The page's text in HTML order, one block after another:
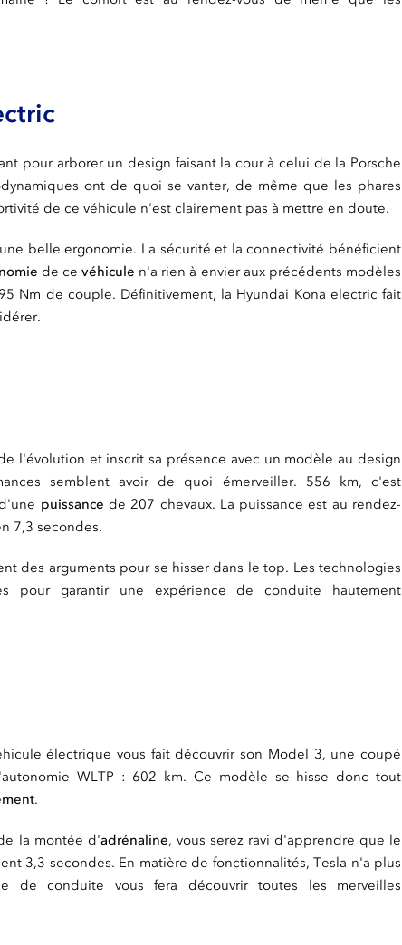
pour arborer un design faisant la cour à celui de la Porsche
ont de quoi se vanter, de même que les phares
de ce véhicule n'est clairement pas à mettre en doute.
belle ergonomie. La sécurité et la connectivité bénéficient
de cevéhicule n'a rien à envier aux précédents modèles
Nm de couple. Définitivement, la Hyundai Kona electric fait
l'évolution et inscrit sa présence avec un modèle au design
semblent avoir de quoi émerveiller. 556 km, c'est
puissance de 207 chevaux. La puissance est au rendez-
7,3 secondes.
des arguments pour se hisser dans le top. Les technologies
pour garantir une expérience de conduite hautement
électrique vous fait découvrir son Model 3, une coupé
WLTP : 602 km. Ce modèle se hisse donc tout
.
la montée d'adrénaline, vous serez ravi d'apprendre que le
3,3 secondes. En matière de fonctionnalités, Tesla n'a plus
de conduite vous fera découvrir toutes les merveilles